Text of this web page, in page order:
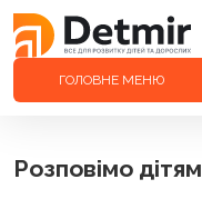
ГОЛОВНЕ МЕНЮ
Розповімо дітям